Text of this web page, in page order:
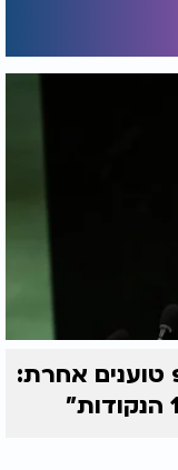
טוענים אחרת: